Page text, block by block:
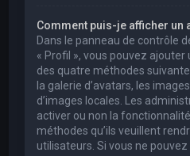
Comment puis-je afficher un
Dans le panneau de contrôle
« Profil », vous pouvez
des quatre méthodes
la galerie d’avatars, les
d’images locales. Les
activer ou non la
méthodes qu’ils veuillent
utilisateurs. Si vous ne pouvez